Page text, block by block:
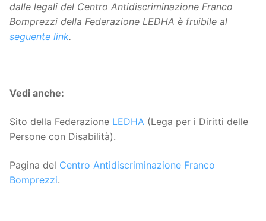
dalle legali del Centro Antidiscriminazione Franco
Bomprezzi della Federazione LEDHA è fruibile al
seguente link.
Vedi anche:
Sito della Federazione LEDHA (Lega per i Diritti delle
Persone con Disabilità).
Pagina del Centro Antidiscriminazione Franco
Bomprezzi.